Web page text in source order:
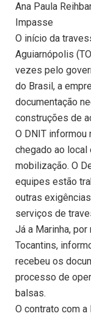
Ana Paula
Impasse
O início da
Aguiarnópolis
vezes pelo
do Brasil, a
documentação
construções de
O DNIT informou
chegado ao
mobilização. O
equipes estão
outras
serviços de
Já a Marinha,
Tocantins,
recebeu os
processo de
balsas.
O contrato com a